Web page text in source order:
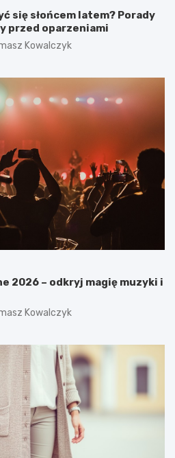
się słońcem latem? Porady
przed oparzeniami
Kowalczyk
2026 – odkryj magię muzyki i
Kowalczyk